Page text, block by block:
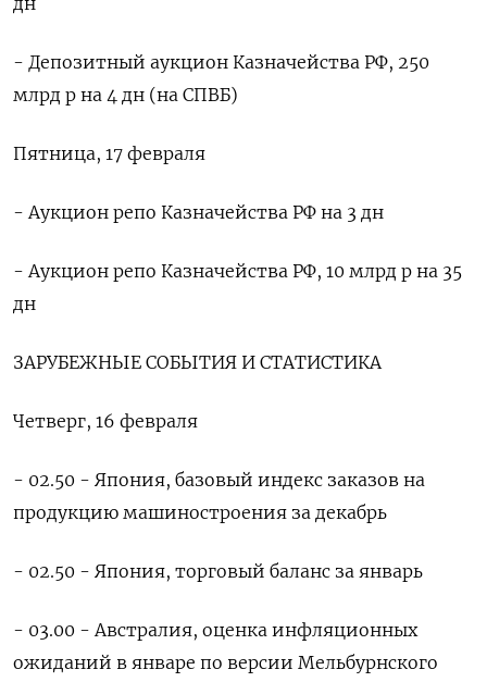
- Депозитный аукцион Казначейства РФ, 250
млрд р на 4 дн (на СПВБ)
Пятница, 17 февраля
- Аукцион репо Казначейства РФ на 3 дн
- Аукцион репо Казначейства РФ, 10 млрд р на 35
дн
ЗАРУБЕЖНЫЕ СОБЫТИЯ И СТАТИСТИКА
Четверг, 16 февраля
- 02.50 - Япония, базовый индекс заказов на
продукцию машиностроения за декабрь
- 02.50 - Япония, торговый баланс за январь
- 03.00 - Австралия, оценка инфляционных
ожиданий в январе по версии Мельбурнского